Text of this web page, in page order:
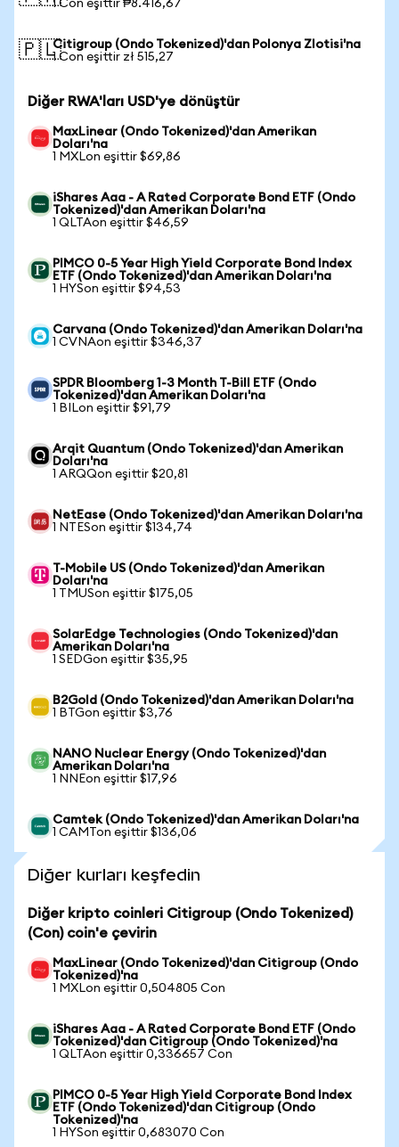
1 Con eşittir ₱8.416,67
🇵🇱Citigroup (Ondo Tokenized)'dan Polonya Zlotisi'na
1 Con eşittir zł 515,27
Diğer RWA'ları USD'ye dönüştür
MaxLinear (Ondo Tokenized)'dan Amerikan
Doları'na
1 MXLon eşittir $69,86
iShares Aaa - A Rated Corporate Bond ETF (Ondo
Tokenized)'dan Amerikan Doları'na
1 QLTAon eşittir $46,59
PIMCO 0-5 Year High Yield Corporate Bond Index
ETF (Ondo Tokenized)'dan Amerikan Doları'na
1 HYSon eşittir $94,53
Carvana (Ondo Tokenized)'dan Amerikan Doları'na
1 CVNAon eşittir $346,37
SPDR Bloomberg 1-3 Month T-Bill ETF (Ondo
Tokenized)'dan Amerikan Doları'na
1 BILon eşittir $91,79
Arqit Quantum (Ondo Tokenized)'dan Amerikan
Doları'na
1 ARQQon eşittir $20,81
NetEase (Ondo Tokenized)'dan Amerikan Doları'na
1 NTESon eşittir $134,74
T-Mobile US (Ondo Tokenized)'dan Amerikan
Doları'na
1 TMUSon eşittir $175,05
SolarEdge Technologies (Ondo Tokenized)'dan
Amerikan Doları'na
1 SEDGon eşittir $35,95
B2Gold (Ondo Tokenized)'dan Amerikan Doları'na
1 BTGon eşittir $3,76
NANO Nuclear Energy (Ondo Tokenized)'dan
Amerikan Doları'na
1 NNEon eşittir $17,96
Camtek (Ondo Tokenized)'dan Amerikan Doları'na
1 CAMTon eşittir $136,06
Diğer kurları keşfedin
Diğer kripto coinleri Citigroup (Ondo Tokenized)
(Con) coin'e çevirin
MaxLinear (Ondo Tokenized)'dan Citigroup (Ondo
Tokenized)'na
1 MXLon eşittir 0,504805 Con
iShares Aaa - A Rated Corporate Bond ETF (Ondo
Tokenized)'dan Citigroup (Ondo Tokenized)'na
1 QLTAon eşittir 0,336657 Con
PIMCO 0-5 Year High Yield Corporate Bond Index
ETF (Ondo Tokenized)'dan Citigroup (Ondo
Tokenized)'na
1 HYSon eşittir 0,683070 Con